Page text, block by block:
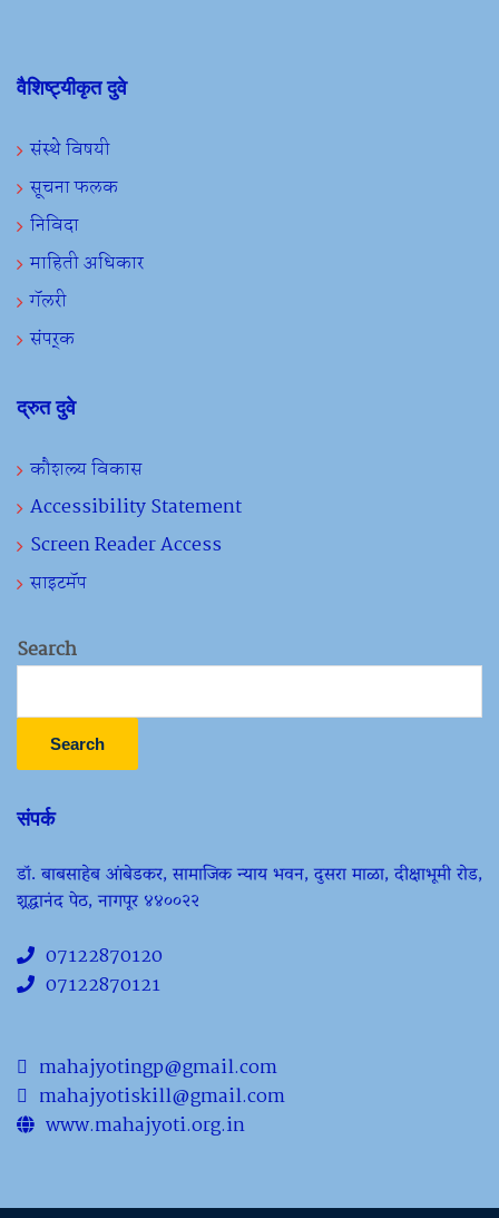
वैशिष्ट्यीकृत दुवे
संस्थे विषयी
सूचना फलक
निविदा
माहिती अधिकार
गॅलरी
संपर्क
द्रुत दुवे
कौशल्य विकास
Accessibility Statement
Screen Reader Access
साइटमॅप
Search
Search
संपर्क
डॉ. बाबसाहेब आंबेडकर, सामाजिक न्याय भवन, दुसरा माळा, दीक्षाभूमी रोड,
श्रद्धानंद पेठ, नागपूर ४४००२२
07122870120
07122870121
mahajyotingp@gmail.com
mahajyotiskill@gmail.com
www.mahajyoti.org.in